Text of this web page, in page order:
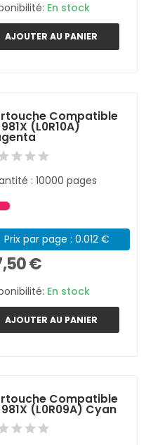
En stock
AJOUTER AU PANIER
Compatible
981X (L0R10A)
: 10000 pages
Prix par page : 0.012 €
€
En stock
AJOUTER AU PANIER
Compatible
981X (L0R09A) Cyan